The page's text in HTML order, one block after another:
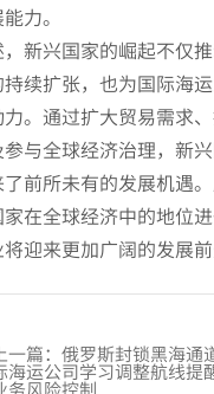
力。
新兴国家的崛起不仅
续扩张，也为国际海
。通过扩大贸易需求
与全球经济治理，新
前所未有的发展机遇
在全球经济中的地位
迎来更加广阔的发展前
一篇：俄罗斯封锁黑海通
海运公司学习调整航线提